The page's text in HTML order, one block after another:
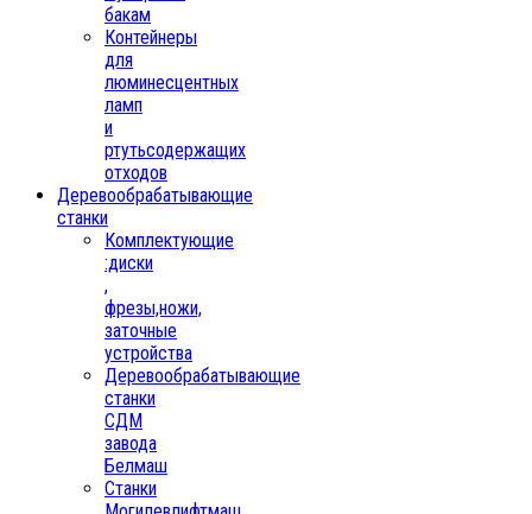
бакам
Контейнеры
для
люминесцентных
ламп
и
ртутьсодержащих
отходов
Деревообрабатывающие
станки
Комплектующие
:диски
,
фрезы,ножи,
заточные
устройства
Деревообрабатывающие
станки
СДМ
завода
Белмаш
Станки